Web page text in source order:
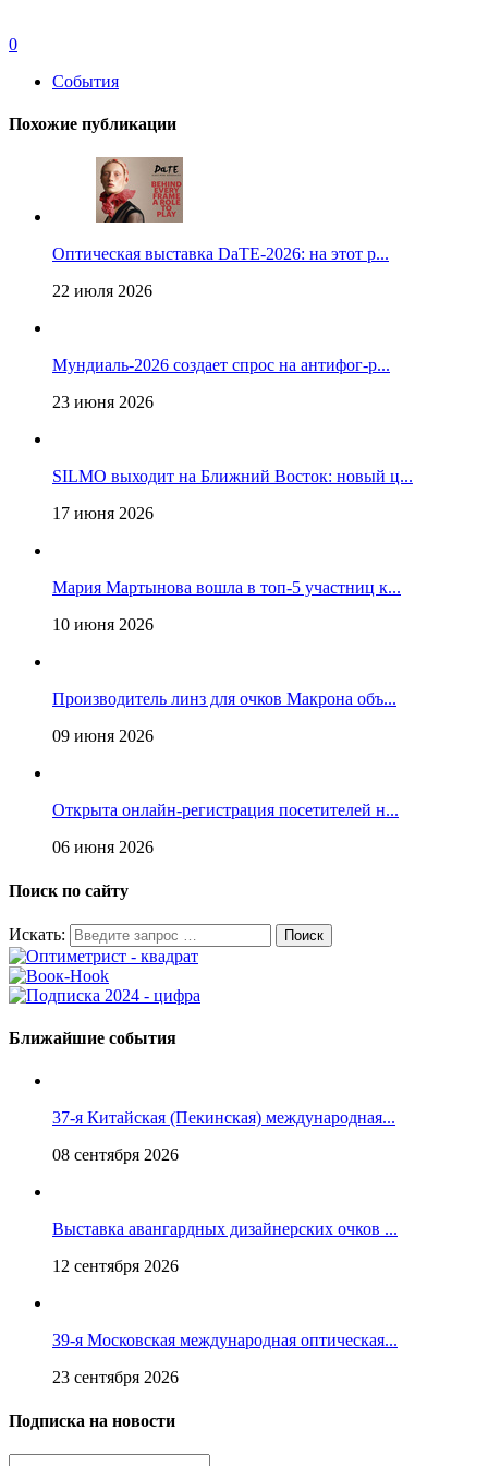
0
События
Похожие публикации
Оптическая выставка DaTE-2026: на этот р...
22 июля 2026
Мундиаль-2026 создает спрос на антифог-р...
23 июня 2026
SILMO выходит на Ближний Восток: новый ц...
17 июня 2026
Мария Мартынова вошла в топ-5 участниц к...
10 июня 2026
Производитель линз для очков Макрона объ...
09 июня 2026
Открыта онлайн-регистрация посетителей н...
06 июня 2026
Поиск по сайту
Искать:
Ближайшие события
37-я Китайская (Пекинская) международная...
08 сентября 2026
Выставка авангардных дизайнерских очков ...
12 сентября 2026
39-я Московская международная оптическая...
23 сентября 2026
Подписка на новости